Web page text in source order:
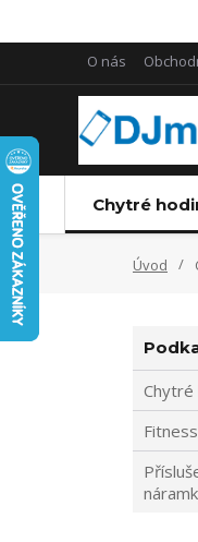
O nás
Chytré
Úvod
Chytré